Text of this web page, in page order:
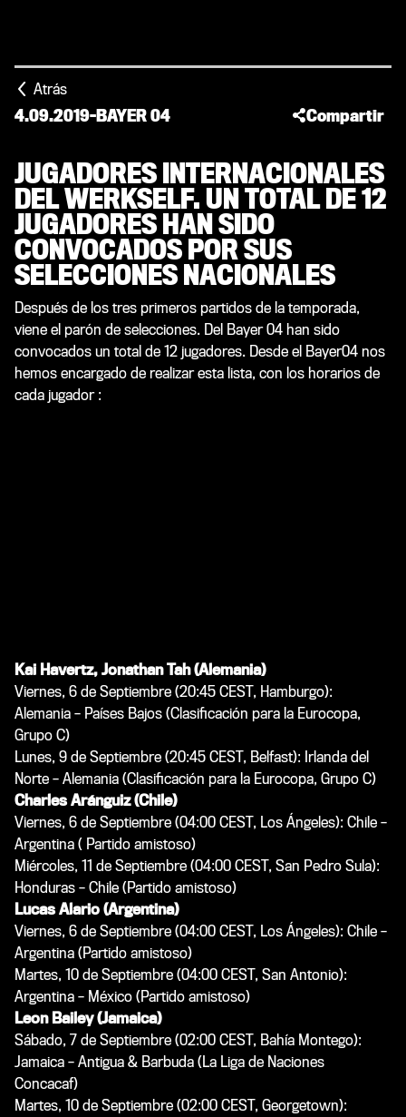
Atrás
4.09.2019-BAYER 04 Compartir
JUGADORES INTERNACIONALES
DEL WERKSELF. UN TOTAL DE 12
JUGADORES HAN SIDO
CONVOCADOS POR SUS
SELECCIONES NACIONALES
Después de los tres primeros partidos de la temporada,
viene el parón de selecciones. Del Bayer 04 han sido
convocados un total de 12 jugadores. Desde el Bayer04 nos
hemos encargado de realizar esta lista, con los horarios de
cada jugador :
Kai Havertz, Jonathan Tah (Alemania)
Viernes, 6 de Septiembre (20:45 CEST, Hamburgo):
Alemania – Países Bajos (Clasificación para la Eurocopa,
Grupo C)
Lunes, 9 de Septiembre (20:45 CEST, Belfast): Irlanda del
Norte – Alemania (Clasificación para la Eurocopa, Grupo C)
Charles Aránguiz (Chile)
Viernes, 6 de Septiembre (04:00 CEST, Los Ángeles): Chile –
Argentina ( Partido amistoso)
Miércoles, 11 de Septiembre (04:00 CEST, San Pedro Sula):
Honduras – Chile (Partido amistoso)
Lucas Alario (Argentina)
Viernes, 6 de Septiembre (04:00 CEST, Los Ángeles): Chile –
Argentina (Partido amistoso)
Martes, 10 de Septiembre (04:00 CEST, San Antonio):
Argentina – México (Partido amistoso)
Leon Bailey (Jamaica)
Sábado, 7 de Septiembre (02:00 CEST, Bahía Montego):
Jamaica – Antigua & Barbuda (La Liga de Naciones
Concacaf)
Martes, 10 de Septiembre (02:00 CEST, Georgetown):